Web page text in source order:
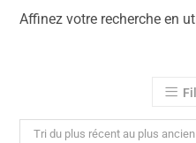
Affinez votre recherche en
Tri du plus récent au plus ancien